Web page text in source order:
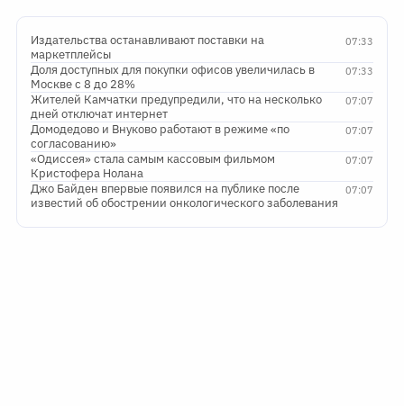
07:33
Издательства останавливают поставки на
маркетплейсы
07:33
Доля доступных для покупки офисов увеличилась в
Москве с 8 до 28%
07:07
Жителей Камчатки предупредили, что на несколько
дней отключат интернет
07:07
Домодедово и Внуково работают в режиме «по
согласованию»
07:07
«Одиссея» стала самым кассовым фильмом
Кристофера Нолана
07:07
Джо Байден впервые появился на публике после
известий об обострении онкологического заболевания